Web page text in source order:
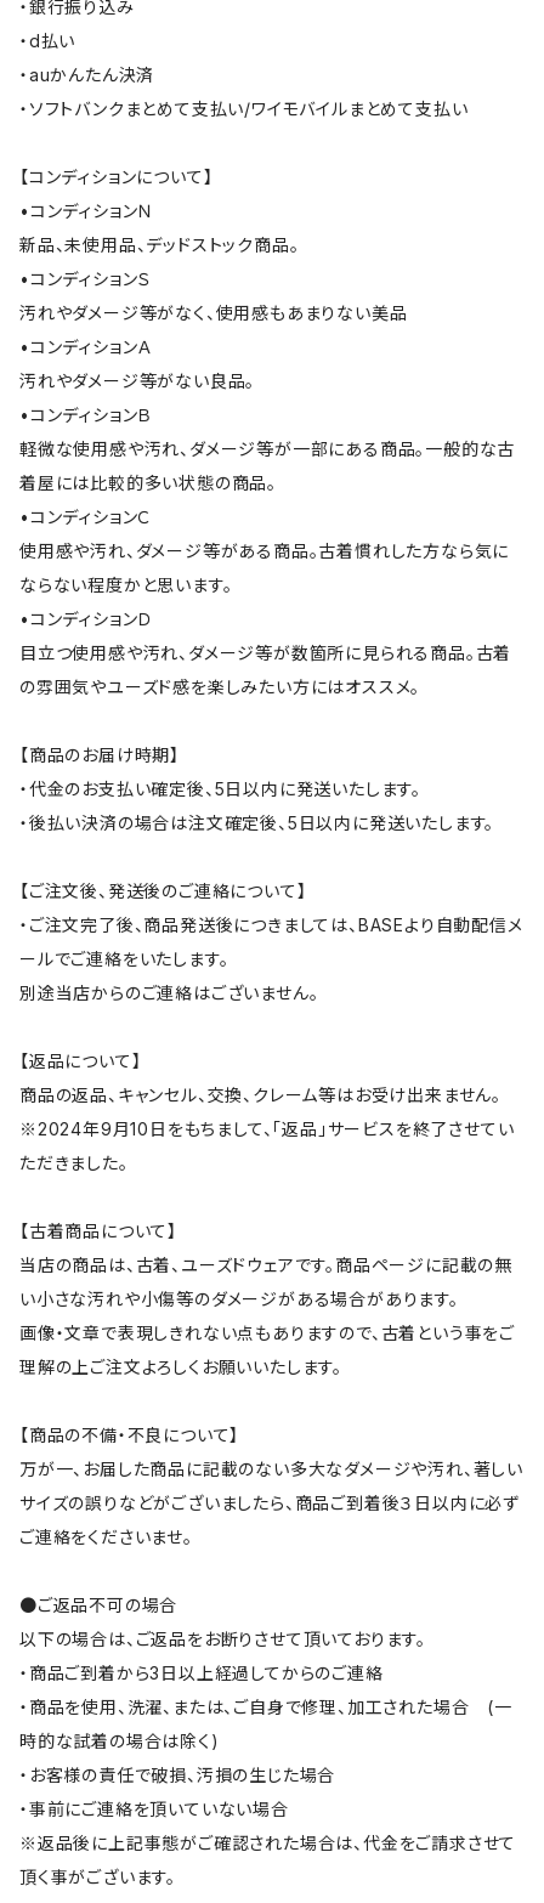
・銀行振り込み
・d払い
・auかんたん決済
・ソフトバンクまとめて支払い/ワイモバイルまとめて支払い
【コンディションについて】
•コンディションＮ
新品、未使用品、デッドストック商品。
•コンディションＳ
汚れやダメージ等がなく、使用感もあまりない美品
•コンディションＡ
汚れやダメージ等がない良品。
•コンディションＢ
軽微な使用感や汚れ、ダメージ等が一部にある商品。一般的な古
着屋には比較的多い状態の商品。
•コンディションＣ
使用感や汚れ、ダメージ等がある商品。古着慣れした方なら気に
ならない程度かと思います。
•コンディションＤ
目立つ使用感や汚れ、ダメージ等が数箇所に見られる商品。古着
の雰囲気やユーズド感を楽しみたい方にはオススメ。
【商品のお届け時期】
・代金のお支払い確定後、5日以内に発送いたします。
・後払い決済の場合は注文確定後、5日以内に発送いたします。
【ご注文後、発送後のご連絡について】
・ご注文完了後、商品発送後につきましては、BASEより自動配信メ
ールでご連絡をいたします。
別途当店からのご連絡はございません。
【返品について】
商品の返品、キャンセル、交換、クレーム等はお受け出来ません。
※2024年9月10日をもちまして、「返品」サービスを終了させてい
ただきました。
【古着商品について】
当店の商品は、古着、ユーズドウェアです。商品ページに記載の無
い小さな汚れや小傷等のダメージがある場合があります。
画像・文章で表現しきれない点もありますので、古着という事をご
理解の上ご注文よろしくお願いいたします。
【商品の不備・不良について】
万が一、お届した商品に記載のない多大なダメージや汚れ、著しい
サイズの誤りなどがございましたら、商品ご到着後３日以内に必ず
ご連絡をくださいませ。
●ご返品不可の場合
以下の場合は、ご返品をお断りさせて頂いております。
・商品ご到着から3日以上経過してからのご連絡
・商品を使用、洗濯、または、ご自身で修理、加工された場合 (一
時的な試着の場合は除く)
・お客様の責任で破損、汚損の生じた場合
・事前にご連絡を頂いていない場合
※返品後に上記事態がご確認された場合は、代金をご請求させて
頂く事がございます。